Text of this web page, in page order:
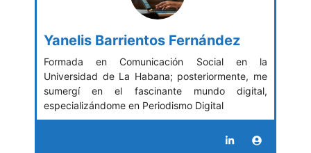
Yanelis Barrientos Fernández
Formada en Comunicación Social en la
Universidad de La Habana; posteriormente, me
sumergí en el fascinante mundo digital,
especializándome en Periodismo Digital